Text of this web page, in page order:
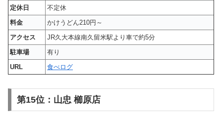
定休日
不定休
料金
かけうどん210円～
アクセス
JR久大本線南久留米駅より車で約5分
駐車場
有り
URL
食べログ
第15位：山忠 櫛原店